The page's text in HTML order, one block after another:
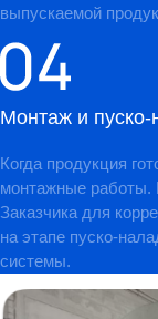
выпускаемой
Монтаж и пуско-
Когда продукция
монтажные работы.
Заказчика для
на этапе пуско-
системы.